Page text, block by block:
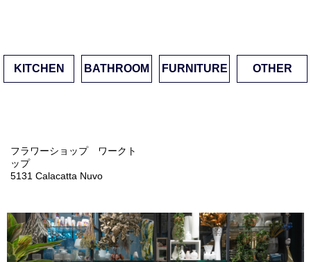
KITCHEN BATHROOM FURNITURE OTHER
フラワーショップ ワークト
ップ
5131 Calacatta Nuvo